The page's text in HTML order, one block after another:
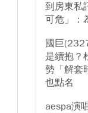
到房東私
可危」：
國巨
是續抱？
勢「解套
也點名
aespa演